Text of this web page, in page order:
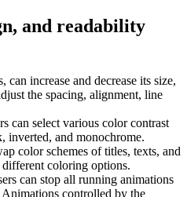
and readability
can increase and decrease its size,
the spacing, alignment, line
can select various color contrast
inverted, and monochrome.
color schemes of titles, texts, and
coloring options.
can stop all running animations
controlled by the